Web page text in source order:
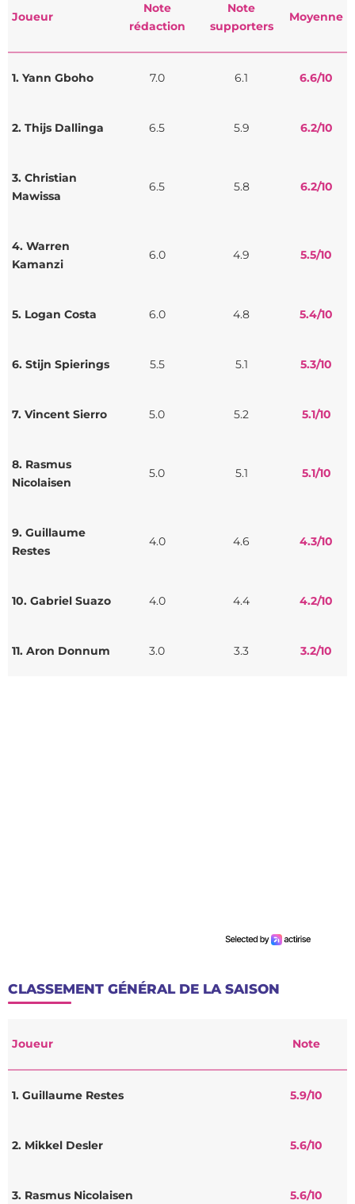
Joueur
Note
rédaction
Note
supporters
Moyenne
1. Yann Gboho 7.0 6.1 6.6/10
2. Thijs Dallinga 6.5 5.9 6.2/10
3. Christian
Mawissa
6.5 5.8 6.2/10
4. Warren
Kamanzi
6.0 4.9 5.5/10
5. Logan Costa 6.0 4.8 5.4/10
6. Stijn Spierings 5.5 5.1 5.3/10
7. Vincent Sierro 5.0 5.2 5.1/10
8. Rasmus
Nicolaisen
5.0 5.1 5.1/10
9. Guillaume
Restes
4.0 4.6 4.3/10
10. Gabriel Suazo 4.0 4.4 4.2/10
11. Aron Donnum 3.0 3.3 3.2/10
CLASSEMENT GÉNÉRAL DE LA SAISON
Joueur Note
1. Guillaume Restes 5.9/10
2. Mikkel Desler 5.6/10
3. Rasmus Nicolaisen 5.6/10